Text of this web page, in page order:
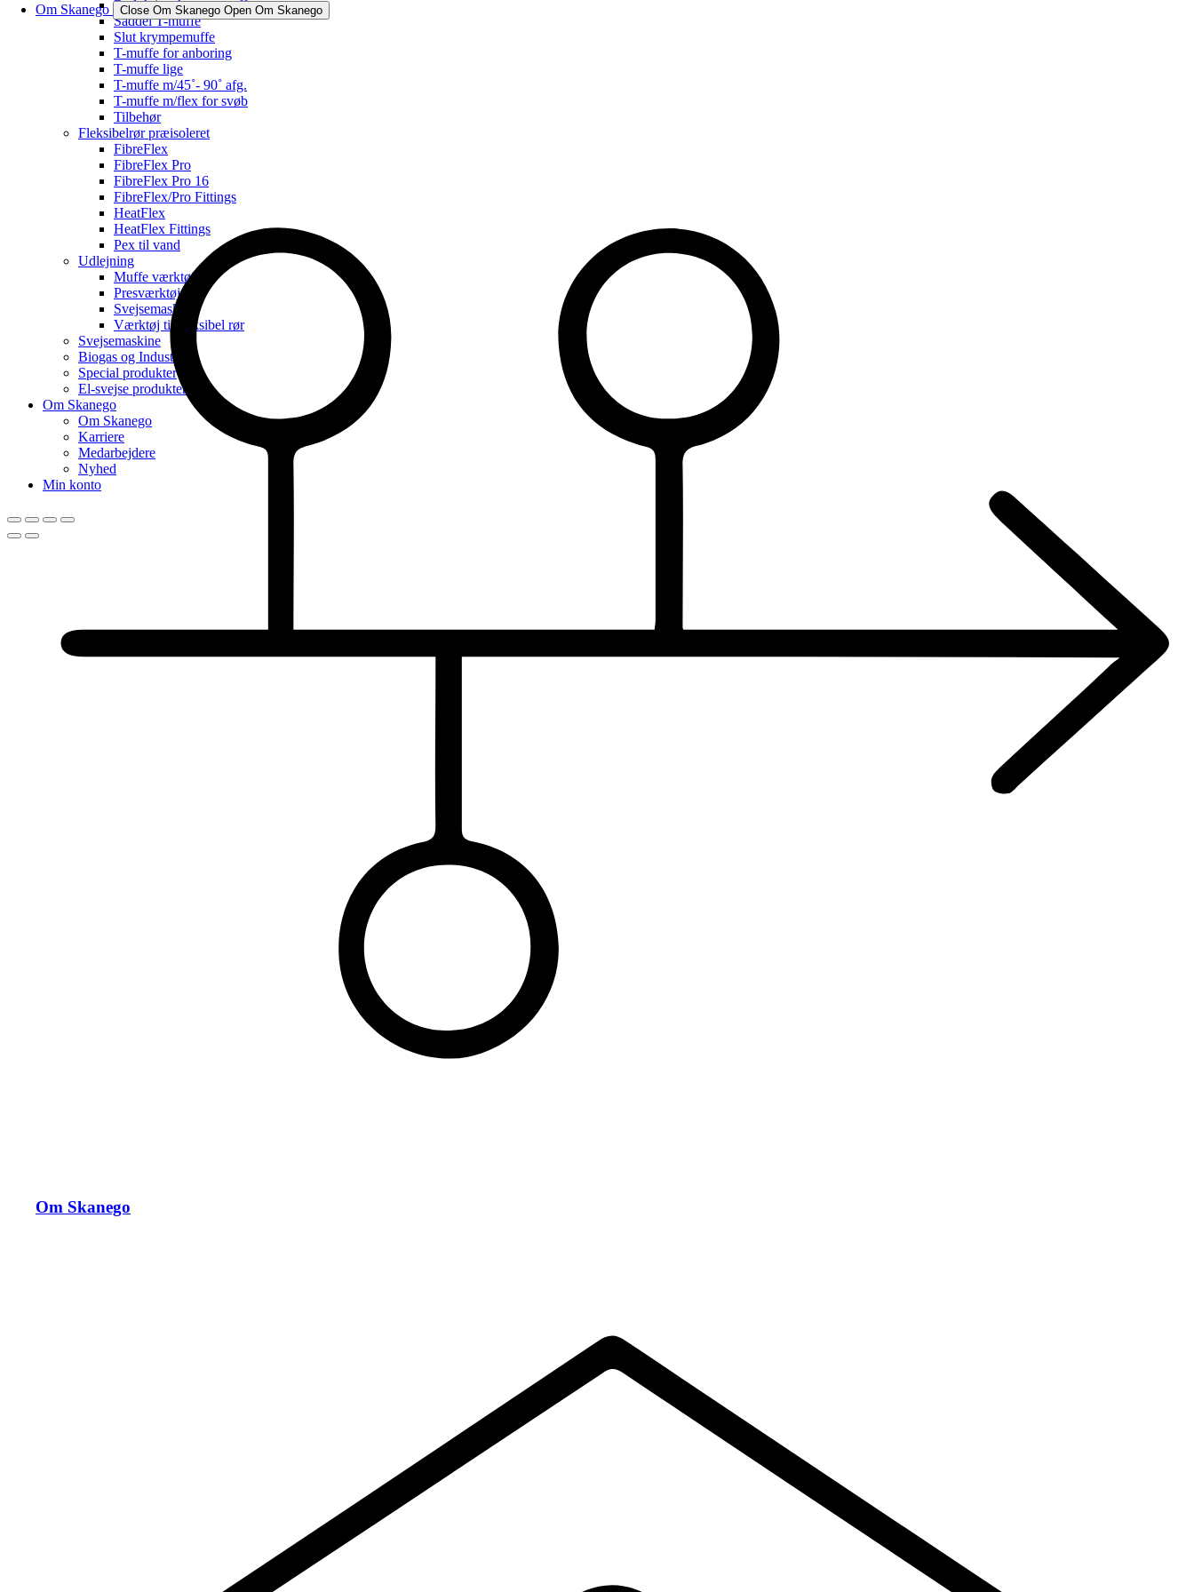
Om Skanego Close Om Skanego Open Om Skanego
Om Skanego
Reduktionskrympemuffe
Saddel T-muffe
Slut krympemuffe
T-muffe for anboring
T-muffe lige
T-muffe m/45˚- 90˚ afg.
T-muffe m/flex for svøb
Tilbehør
Fleksibelrør præisoleret
FibreFlex
FibreFlex Pro
FibreFlex Pro 16
FibreFlex/Pro Fittings
HeatFlex
HeatFlex Fittings
Pex til vand
Udlejning
Muffe værktøj
Presværktøj
Svejsemaskine
Værktøj til fleksibel rør
Svejsemaskine
Biogas og Industri
Special produkter
El-svejse produkter
Om Skanego
Om Skanego
Karriere
Medarbejdere
Nyhed
Min konto